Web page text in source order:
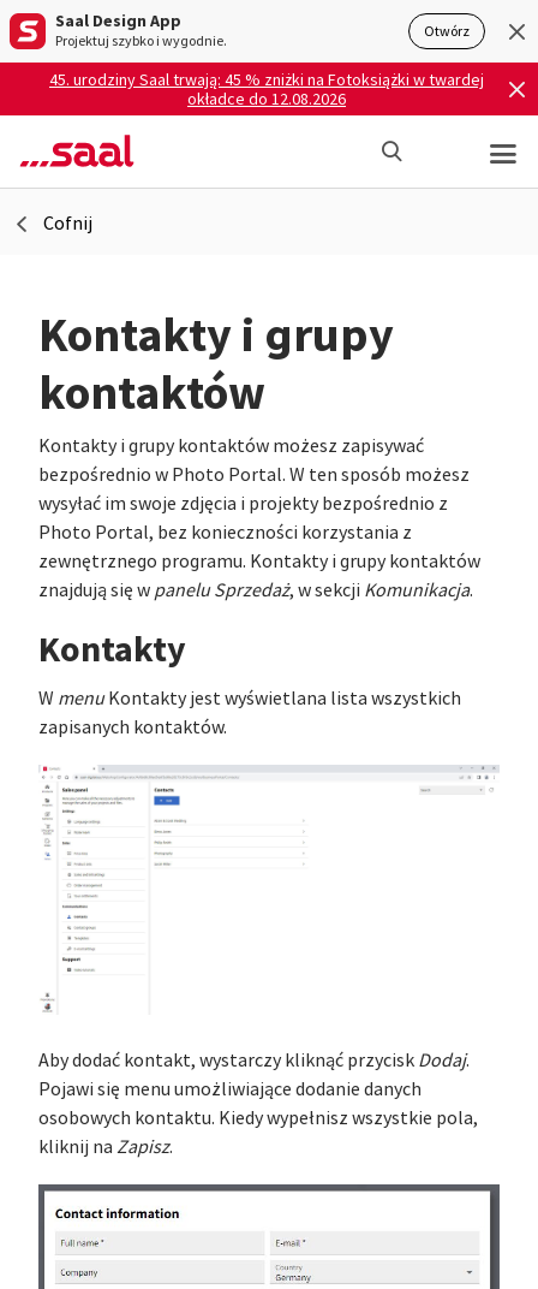
Saal Design App
Projektuj szybko i wygodnie. Otwórz
45. urodziny Saal trwają: 45 % zniżki na Fotoksiążki w twardej
okładce do 12.08.2026
Cofnij
Kontakty i grupy
kontaktów
Kontakty i grupy kontaktów możesz zapisywać
bezpośrednio w Photo Portal. W ten sposób możesz
wysyłać im swoje zdjęcia i projekty bezpośrednio z
Photo Portal, bez konieczności korzystania z
zewnętrznego programu. Kontakty i grupy kontaktów
znajdują się w panelu Sprzedaż, w sekcji Komunikacja.
Kontakty
W menuKontakty jest wyświetlana lista wszystkich
zapisanych kontaktów.
Aby dodać kontakt, wystarczy kliknąć przycisk Dodaj.
Pojawi się menu umożliwiające dodanie danych
osobowych kontaktu. Kiedy wypełnisz wszystkie pola,
kliknij na Zapisz.